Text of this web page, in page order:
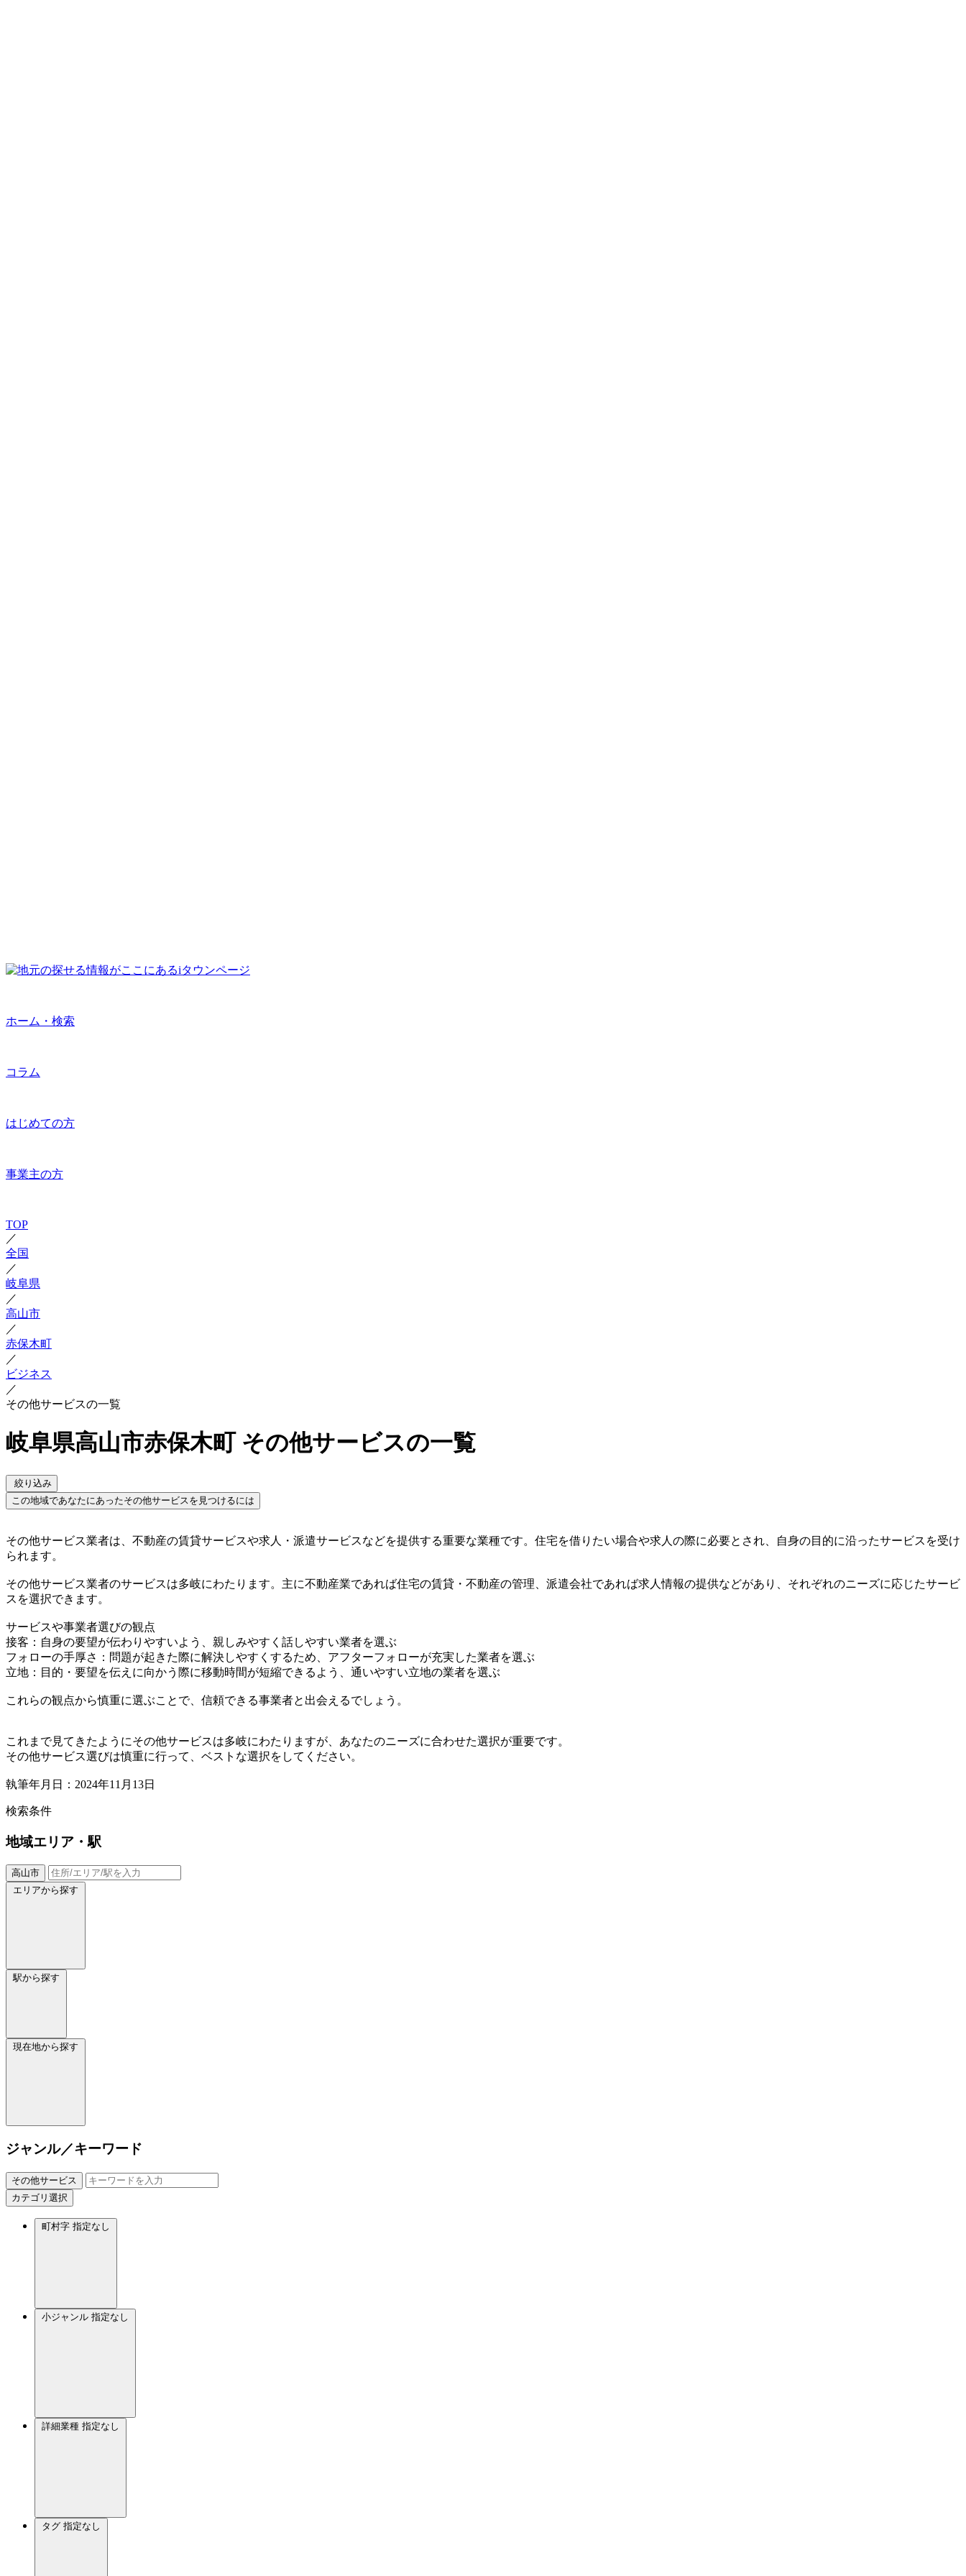
ホーム・検索
コラム
はじめての方
事業主の方
TOP
／
全国
／
岐阜県
／
高山市
／
赤保木町
／
ビジネス
／
その他サービスの一覧
岐阜県高山市赤保木町 その他サービスの一覧
絞り込み
この地域であなたにあったその他サービスを見つけるには
その他サービス業者は、不動産の賃貸サービスや求人・派遣サービスなどを提供する重要な業種です。住宅を借りたい場合や求人の際に必要とされ、自身の目的に沿ったサービスを受け
られます。
その他サービス業者のサービスは多岐にわたります。主に不動産業であれば住宅の賃貸・不動産の管理、派遣会社であれば求人情報の提供などがあり、それぞれのニーズに応じたサービ
スを選択できます。
サービスや事業者選びの観点
接客：自身の要望が伝わりやすいよう、親しみやすく話しやすい業者を選ぶ
フォローの手厚さ：問題が起きた際に解決しやすくするため、アフターフォローが充実した業者を選ぶ
立地：目的・要望を伝えに向かう際に移動時間が短縮できるよう、通いやすい立地の業者を選ぶ
これらの観点から慎重に選ぶことで、信頼できる事業者と出会えるでしょう。
これまで見てきたようにその他サービスは多岐にわたりますが、あなたのニーズに合わせた選択が重要です。
その他サービス選びは慎重に行って、ベストな選択をしてください。
執筆年月日：2024年11月13日
検索条件
地域エリア・駅
高山市
エリアから探す
駅から探す
現在地から探す
ジャンル／キーワード
その他サービス
カテゴリ選択
町村字 指定なし
小ジャンル 指定なし
詳細業種 指定なし
タグ 指定なし